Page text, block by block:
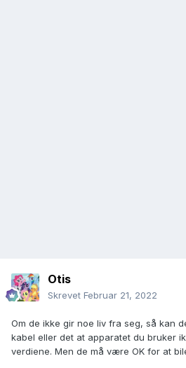
Otis
Skrevet Februar 21, 2022
Om de ikke gir noe liv fra seg, så kan
kabel eller det at apparatet du bruker
verdiene. Men de må være OK for at